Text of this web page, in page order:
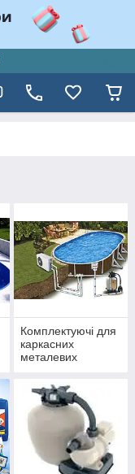
Комплектуючі для
каркасних
металевих